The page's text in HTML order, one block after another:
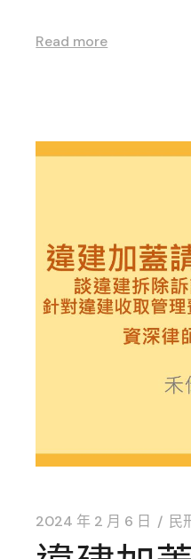
Read more
2024 年 2 月 6 日 民